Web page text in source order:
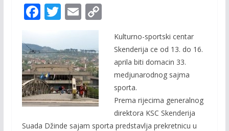
F
e
b
o
o
k
T
itt
er
E
m
ai
l
C
Li
Kulturno-sportski centar
Skenderija ce od 13. do 16.
aprila biti domacin 33.
medjunarodnog sajma
sporta.
Prema rijecima generalnog
direktora KSC Skenderija
Suada Džinde sajam sporta predstavlja prekretnicu u